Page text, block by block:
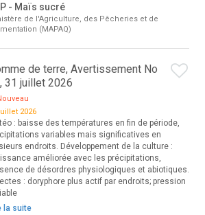
- Maïs sucré
de l'Agriculture, des Pêcheries et de
(MAPAQ)
de terre, Avertissement No
31 juillet 2026
2026
: baisse des températures en fin de période,
variables mais significatives en
endroits. Développement de la culture :
améliorée avec les précipitations,
de désordres physiologiques et abiotiques.
: doryphore plus actif par endroits; pression
la suite